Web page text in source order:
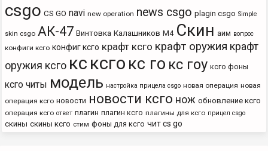
csgo CS GO navi new operation news csgo plagin csgo Simple
skin csgo АК-47 Винтовка Калашников М4 Скин аим вопрос
конфиги ксго конфиг ксго крафт ксго крафт оружия крафт
оружия ксго кс ксго кс го кс гоу ксго фоны
ксго читы модель настройка прицела csgo новая операция новая
операция ксго новости новости ксго нож обновление ксго
операция ксго ответ плагин плагин ксго плагины для ксго прицел csgo
скины скины ксго стим фоны для ксго чит cs go